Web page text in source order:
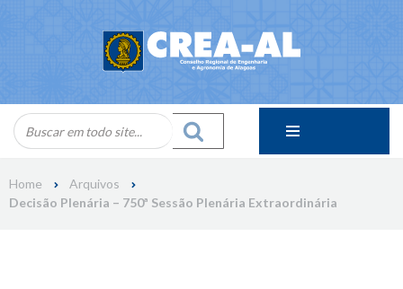
Home
Arquivos
Decisão Plenária – 750ª Sessão Plenária Extraordinária